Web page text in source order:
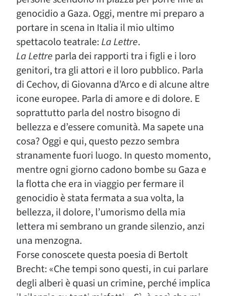
genocidio a Gaza. Oggi, mentre mi preparo a
portare in scena in Italia il mio ultimo
spettacolo teatrale:La Lettre.
La Lettre parla dei rapporti tra i figli e i loro
genitori, tra gli attori e il loro pubblico. Parla
di Cechov, di Giovanna d’Arco e di alcune altre
icone europee. Parla di amore e di dolore. E
soprattutto parla del nostro bisogno di
bellezza e d’essere comunità. Ma sapete una
cosa? Oggi e qui, questo pezzo sembra
stranamente fuori luogo. In questo momento,
mentre ogni giorno cadono bombe su Gaza e
la flotta che era in viaggio per fermare il
genocidio è stata fermata a sua volta, la
bellezza, il dolore, l’umorismo della mia
lettera mi sembrano un grande silenzio, anzi
una menzogna.
Forse conoscete questa poesia di Bertolt
Brecht: «Che tempi sono questi, in cui parlare
degli alberi è quasi un crimine, perché implica